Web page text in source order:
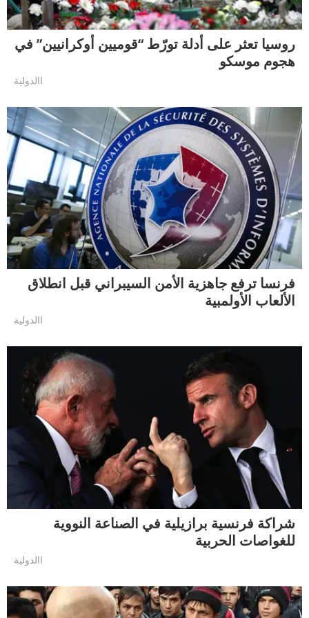
روسيا تعثر على أدلة تورّط “قوميين أوكرانيين” في
هجوم موسكو
االدولية
فرنسا ترفع جاهزية الأمن السيبراني قبل انطلاق
الألعاب الأولمبية
االدولية
شراكة فرنسية برازيلية في الصناعة النووية
للغواصات الحربية
االدولية